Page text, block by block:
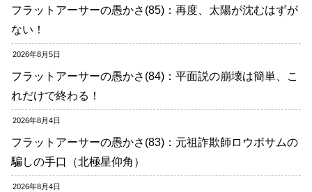
フラットアーサーの愚かさ(85)：再度、太陽が沈むはずが
ない！
2026年8月5日
フラットアーサーの愚かさ(84)：平面説の崩壊は簡単、こ
れだけで終わる！
2026年8月4日
フラットアーサーの愚かさ(83)：元祖詐欺師ロウボサムの
騙しの手口（北極星仰角）
2026年8月4日